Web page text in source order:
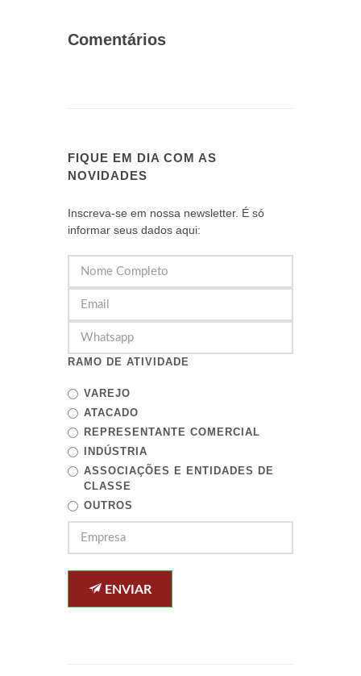
Comentários
FIQUE EM DIA COM AS
NOVIDADES
Inscreva-se em nossa newsletter. É só
informar seus dados aqui:
RAMO DE ATIVIDADE
VAREJO
ATACADO
REPRESENTANTE COMERCIAL
INDÚSTRIA
ASSOCIAÇÕES E ENTIDADES DE
CLASSE
OUTROS
ENVIAR